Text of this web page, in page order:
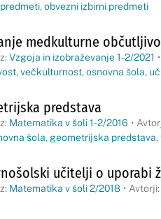
, obvezni izbirni predmeti
medkulturne
Vzgoja in izobraževanje 1-2/2021 •
, večkulturnost, osnovna šola,
predstava
Matematika v šoli 1-2/2016 •
šola, geometrijska predstava,
učitelji o uporabi
Matematika v šoli 2/2018 • Avtorji: